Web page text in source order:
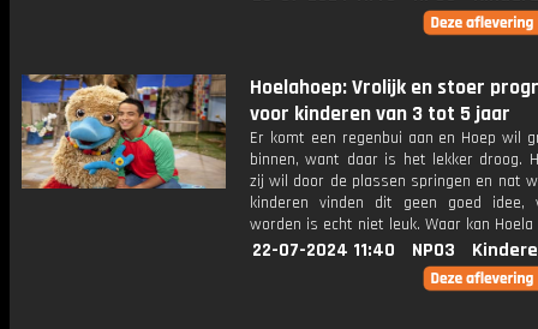
Hoelahoep: Vrolijk en stoer
voor kinderen van 3 tot 5 jaar
Er komt een regenbui aan en Hoep wil
binnen, want daar is het lekker droog.
zij wil door de plassen springen en nat
kinderen vinden dit geen goed idee,
worden is echt niet leuk. Waar kan Hoela
22-07-2024 11:40 NPO3